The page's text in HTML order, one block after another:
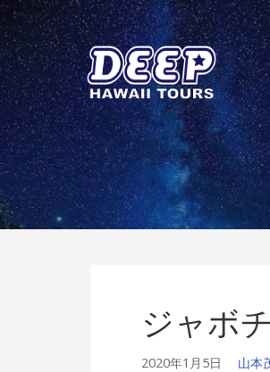
Skip
to
content
ディープ ハワ
ハワイ島のプライベートツアー
ジャボ
2020年1月5日 山本